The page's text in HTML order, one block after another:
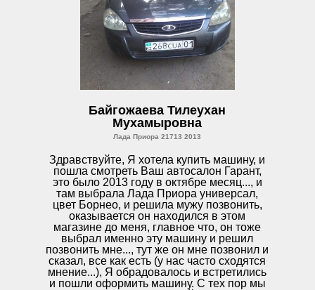
Байгожаева Тилеухан
Мухамыровна
Лада Приора 21713 2013
Здравствуйте, Я хотела купить машину, и
пошла смотреть Ваш автосалон Гарант,
это было 2013 году в октябре месяц..., и
там выбрала Лада Приора универсал,
цвет Борнео, и решила мужу позвонить,
оказывается он находился в этом
магазине до меня, главное что, он тоже
выбрал именно эту машину и решил
позвонить мне..., тут же он мне позвонил и
сказал, все как есть (у нас часто сходятся
мнение...), Я обрадовалось и встретились
и пошли оформить машину. С тех пор мы